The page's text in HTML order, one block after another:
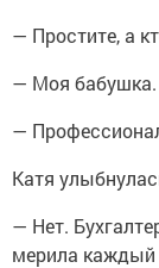
— Простите, а
— Моя бабушка.
—
Катя
— Нет.
мерила каждый